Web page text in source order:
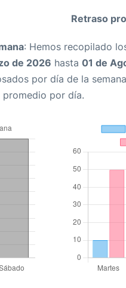
Retraso
: Hemos recopilado
de 2026 hasta 01 de
por día de la
por día.